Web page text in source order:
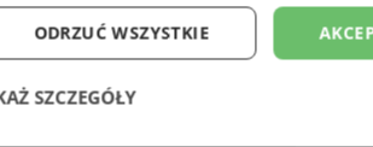
ODRZUĆ WSZYSTKIE
SZCZEGÓŁY